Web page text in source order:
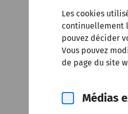
Les cookies
continuellement
pouvez décider
Vous pouvez
de page du site
Médias